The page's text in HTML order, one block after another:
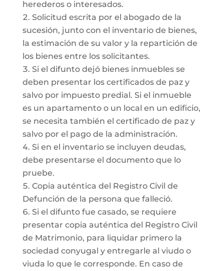
herederos o interesados.
Solicitud escrita por el abogado de la
sucesión, junto con el inventario de bienes,
la estimación de su valor y la repartición de
los bienes entre los solicitantes.
Si el difunto dejó bienes inmuebles se
deben presentar los certificados de paz y
salvo por impuesto predial. Si el inmueble
es un apartamento o un local en un edificio,
se necesita también el certificado de paz y
salvo por el pago de la administración.
Si en el inventario se incluyen deudas,
debe presentarse el documento que lo
pruebe.
Copia auténtica del Registro Civil de
Defunción de la persona que falleció.
Si el difunto fue casado, se requiere
presentar copia auténtica del Registro Civil
de Matrimonio, para liquidar primero la
sociedad conyugal y entregarle al viudo o
viuda lo que le corresponde. En caso de